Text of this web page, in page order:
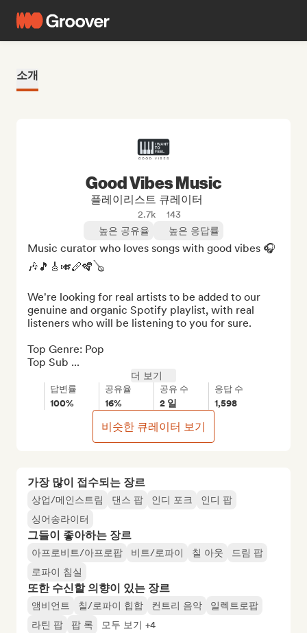
소개
가장 많이 접수되는 장르
상업/메인스트림 댄스 팝 인디 포크
인디 팝
싱어송라이터
그들이 좋아하는 장르
아프로비트/아프로팝 비트/로파이 칠 아웃
드림 팝
로파이 침실
또한 수신할 의향이 있는 장르
앰비언트 칠/로파이 힙합 컨트리 음악
일렉트로팝
라틴 팝
팝 록 모두 보기 +4
Good Vibes Music
플레이리스트 큐레이터
2.7k
143
높은 공유율
높은 응답률
Music curator who loves songs with good vibes 🎧
🎶🎵🎸🎺🪈🪇🪕
We're looking for real artists to be added to our
genuine and organic Spotify playlist, with real
listeners who will be listening to you for sure.
Top Genre: Pop
Top Sub ...
더 보기
답변률
100%
공유율
16%
공유 수
2 일
응답 수
1,598
비슷한 큐레이터 보기